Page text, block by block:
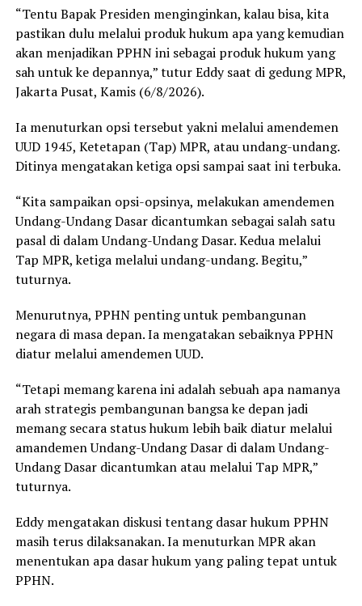
“Tentu Bapak Presiden menginginkan, kalau bisa, kita
pastikan dulu melalui produk hukum apa yang kemudian
akan menjadikan PPHN ini sebagai produk hukum yang
sah untuk ke depannya,” tutur Eddy saat di gedung MPR,
Jakarta Pusat, Kamis (6/8/2026).
Ia menuturkan opsi tersebut yakni melalui amendemen
UUD 1945, Ketetapan (Tap) MPR, atau undang-undang.
Ditinya mengatakan ketiga opsi sampai saat ini terbuka.
“Kita sampaikan opsi-opsinya, melakukan amendemen
Undang-Undang Dasar dicantumkan sebagai salah satu
pasal di dalam Undang-Undang Dasar. Kedua melalui
Tap MPR, ketiga melalui undang-undang. Begitu,”
tuturnya.
Menurutnya, PPHN penting untuk pembangunan
negara di masa depan. Ia mengatakan sebaiknya PPHN
diatur melalui amendemen UUD.
“Tetapi memang karena ini adalah sebuah apa namanya
arah strategis pembangunan bangsa ke depan jadi
memang secara status hukum lebih baik diatur melalui
amandemen Undang-Undang Dasar di dalam Undang-
Undang Dasar dicantumkan atau melalui Tap MPR,”
tuturnya.
Eddy mengatakan diskusi tentang dasar hukum PPHN
masih terus dilaksanakan. Ia menuturkan MPR akan
menentukan apa dasar hukum yang paling tepat untuk
PPHN.